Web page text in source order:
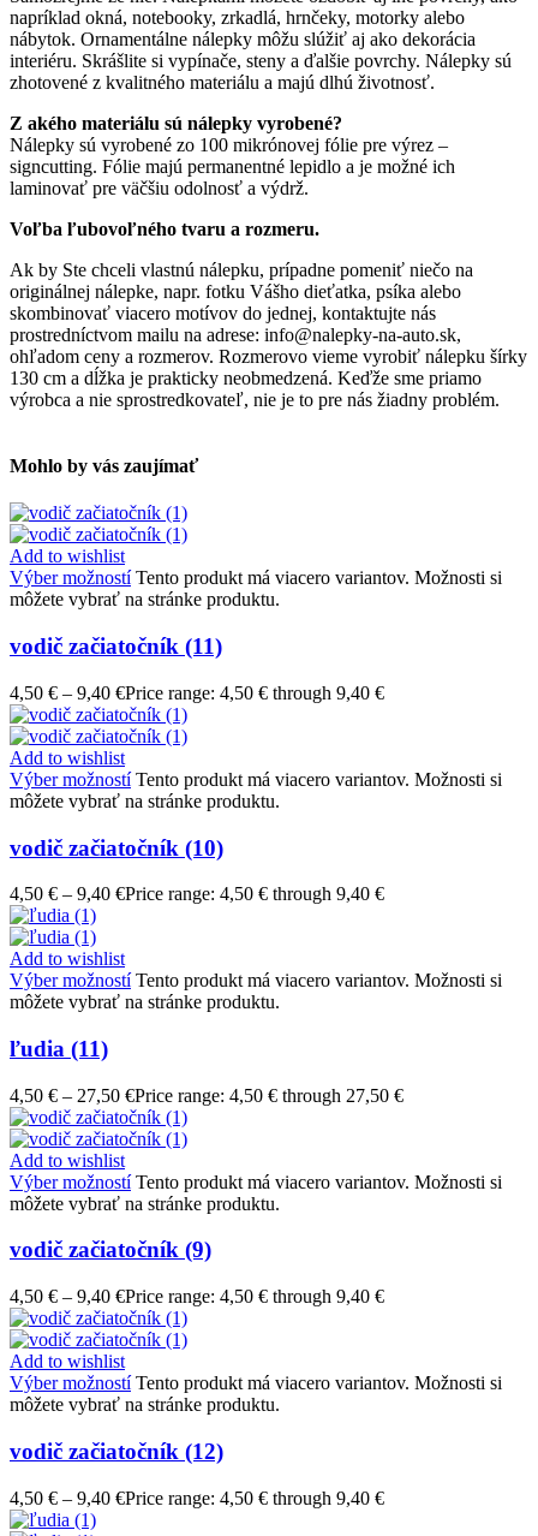
napríklad okná, notebooky, zrkadlá, hrnčeky, motorky alebo
nábytok. Ornamentálne nálepky môžu slúžiť aj ako dekorácia
interiéru. Skrášlite si vypínače, steny a ďalšie povrchy. Nálepky sú
zhotovené z kvalitného materiálu a majú dlhú životnosť.
Z akého materiálu sú nálepky vyrobené?
Nálepky sú vyrobené zo 100 mikrónovej fólie pre výrez –
signcutting. Fólie majú permanentné lepidlo a je možné ich
laminovať pre väčšiu odolnosť a výdrž.
Voľba ľubovoľného tvaru a rozmeru.
Ak by Ste chceli vlastnú nálepku, prípadne pomeniť niečo na
originálnej nálepke, napr. fotku Vášho dieťatka, psíka alebo
skombinovať viacero motívov do jednej, kontaktujte nás
prostredníctvom mailu na adrese: info@nalepky-na-auto.sk,
ohľadom ceny a rozmerov. Rozmerovo vieme vyrobiť nálepku šírky
130 cm a dĺžka je prakticky neobmedzená. Keďže sme priamo
výrobca a nie sprostredkovateľ, nie je to pre nás žiadny problém.
Mohlo by vás zaujímať
Add to wishlist
Výber možností Tento produkt má viacero variantov. Možnosti si
môžete vybrať na stránke produktu.
vodič začiatočník (11)
4,50 € – 9,40 €Price range: 4,50 € through 9,40 €
Add to wishlist
Výber možností Tento produkt má viacero variantov. Možnosti si
môžete vybrať na stránke produktu.
vodič začiatočník (10)
4,50 € – 9,40 €Price range: 4,50 € through 9,40 €
Add to wishlist
Výber možností Tento produkt má viacero variantov. Možnosti si
môžete vybrať na stránke produktu.
ľudia (11)
4,50 € – 27,50 €Price range: 4,50 € through 27,50 €
Add to wishlist
Výber možností Tento produkt má viacero variantov. Možnosti si
môžete vybrať na stránke produktu.
vodič začiatočník (9)
4,50 € – 9,40 €Price range: 4,50 € through 9,40 €
Add to wishlist
Výber možností Tento produkt má viacero variantov. Možnosti si
môžete vybrať na stránke produktu.
vodič začiatočník (12)
4,50 € – 9,40 €Price range: 4,50 € through 9,40 €